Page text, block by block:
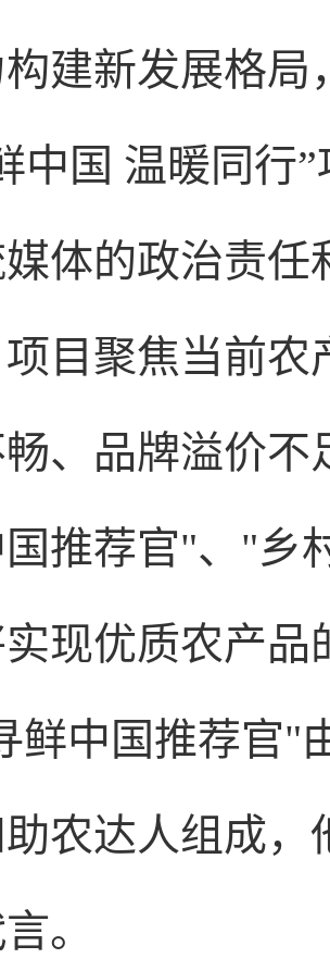
建新发展格局
中国 温暖同行
体的政治责任
项目聚焦当前农
、品牌溢价
推荐官"、"乡
实现优质农产
鲜中国推荐官"
农达人组成
。